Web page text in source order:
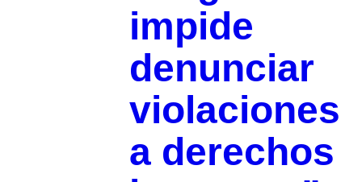
impide
denunciar
violaciones
a derechos